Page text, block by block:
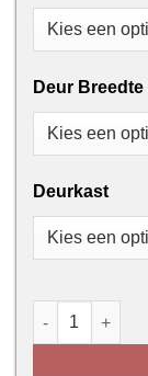
Deur Breedte
Deurkast
Thys Serie